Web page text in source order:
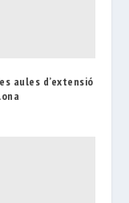
aules d’extensió